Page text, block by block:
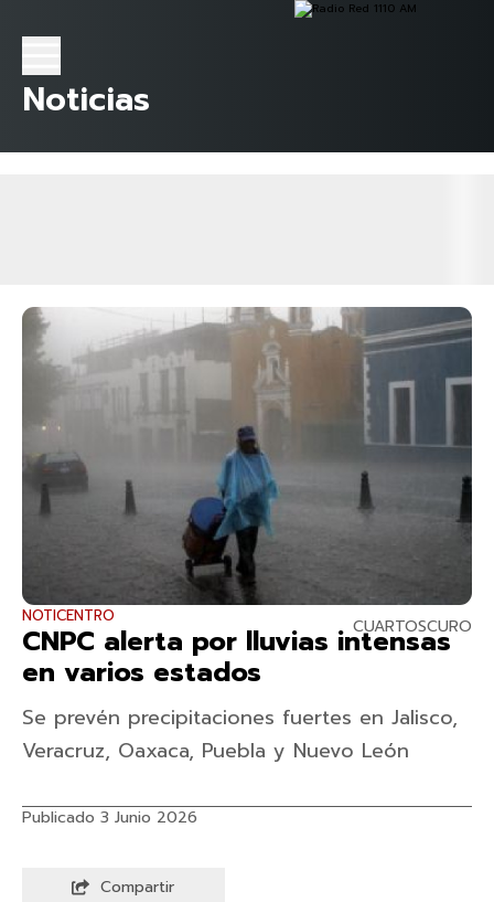
Noticias
CUARTOSCURO
NOTICENTRO
CNPC alerta por lluvias intensas
en varios estados
Se prevén precipitaciones fuertes en Jalisco,
Veracruz, Oaxaca, Puebla y Nuevo León
Publicado 3 Junio 2026
Compartir